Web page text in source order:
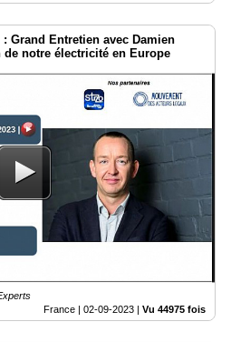
Grand Entretien avec Damien
notre électricité en Europe
France | 02-09-2023 Vu 44975 fois